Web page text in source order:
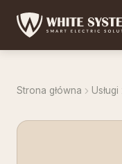
Strona główna Usługi